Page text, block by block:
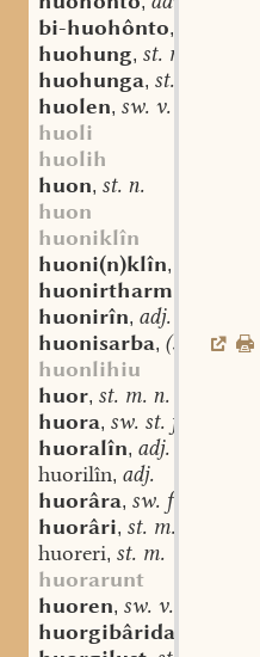
bi-huohônto,
huohung, st. m.
huohunga, st. f.
huolen, sw. v.
huoli
huolih
huon, st. n.
huon
huoniklîn
huoni(n)klîn,
huonirtharm
huonirîn, adj.
huonisarba, (st. sw.?) f.
huonlihiu
huor, st. m. n.
huora, sw. st. f.
huoralîn, adj.
huorilîn, adj.
huorâra, sw. f.
huorâri, st. m.
huoreri, st. m.
huorarunt
huoren, sw. v.
huorgibârida